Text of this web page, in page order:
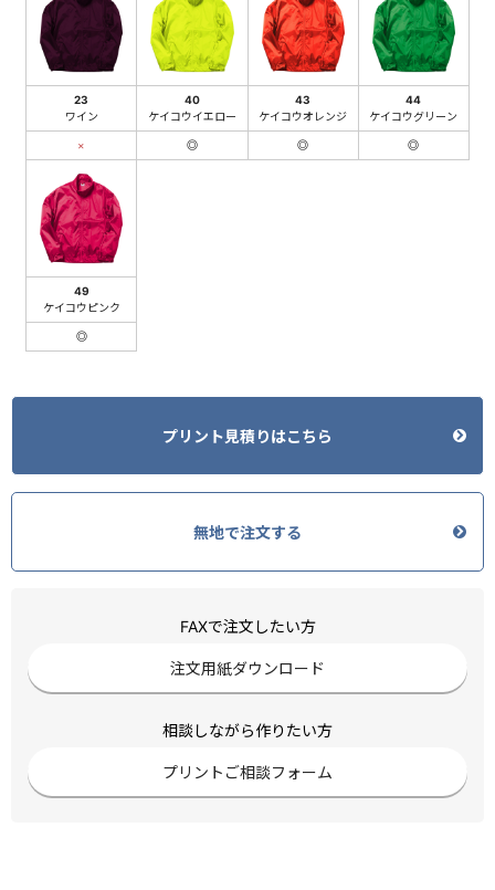
23
ワイン
×
40
ケイコウイエロー
◎
43
ケイコウオレンジ
◎
44
ケイコウグリーン
◎
49
ケイコウピンク
◎
プリント見積りはこちら
無地で注文する
FAXで注文したい方
注文用紙ダウンロード
相談しながら作りたい方
プリントご相談フォーム